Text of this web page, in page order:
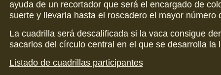
ayuda de un recortador que será el encargado de
suerte y llevarla hasta el roscadero el mayor número
La cuadrilla será descalificada si la vaca consigue
sacarlos del círculo central en el que se desarrolla la
Listado de cuadrillas participantes